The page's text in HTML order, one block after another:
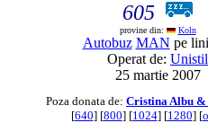
605
provine din: Koln
Autobuz MAN pe
Operat de: Unistil
25 martie 2007
Poza donata de: Cristina Albu &
[640] [800] [1024] [1280] [